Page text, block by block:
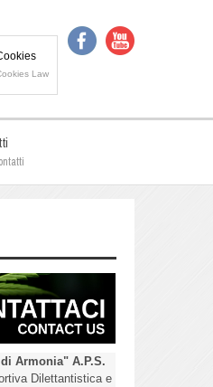
Law
Armonia" A.P.S.
Dilettantistica e